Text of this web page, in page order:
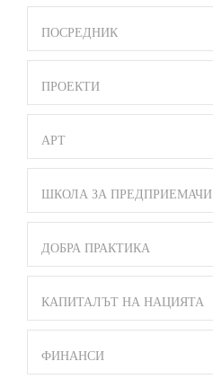
ПОСРЕДНИК
ПРОЕКТИ
АРТ
ШКОЛА ЗА ПРЕДПРИЕМАЧИ
ДОБРА ПРАКТИКА
КАПИТАЛЪТ НА НАЦИЯТА
ФИНАНСИ